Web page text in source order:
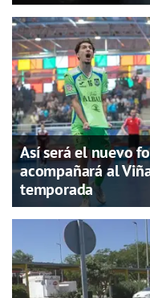
Así será el nuevo
acompañará al
temporada